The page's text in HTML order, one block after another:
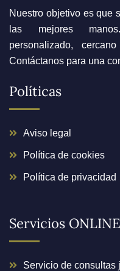
Nuestro objetivo es que
las mejores
personalizado,
Contáctanos para una
Políticas
Aviso legal
Política de cookies
Política de privacidad
Servicios ONLINE
Servicio de consultas